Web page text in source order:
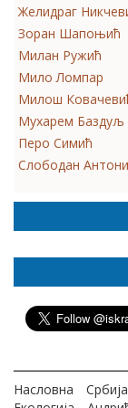
Желидраг
Зоран Шапоњић
Милан Ружић
Мило Ломпар
Милош
Мухарем Баздуљ
Перо Симић
Слободан
Насловна Србија